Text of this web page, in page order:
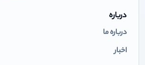
درباره
درباره ما
اخبار